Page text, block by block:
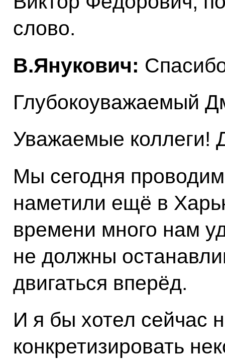
слово.
В.Янукович:
Глубокоуважаемый
Уважаемые коллеги!
Мы сегодня
наметили ещё в
времени много нам
не должны
двигаться вперёд.
И я бы хотел сейчас
конкретизировать